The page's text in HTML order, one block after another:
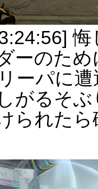
ーのため
ーパに
がるそ
られた